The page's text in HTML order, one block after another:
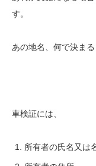
す。
あの地名、何で決ま
車検証には、
所有者の氏名又は